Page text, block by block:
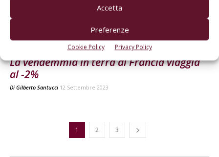
Accetta
Preferenze
Cookie Policy Privacy Policy
La vendemmia in terra di Francia viaggia
al -2%
Di Gilberto Santucci 12 Settembre 2023
1 2 3